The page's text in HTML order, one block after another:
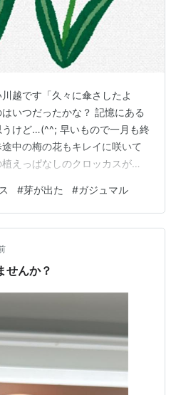
越です「久々に傘さしたよ
いつだったかな？ 記憶にある
うけど…(^^; 早いもので一月も終
中の梅の花もキレイに咲いて
えっぱなしのクロッカスが芽
やらない… かわいい花をたの
なんの手もかけずおいた
ニョッキリ出ていました植物
応力とでも言うのかな？ こん
日が続いていても芽が出るな
#芽が出た #ガジュマル
せんか？